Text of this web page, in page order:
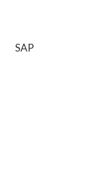
SAP